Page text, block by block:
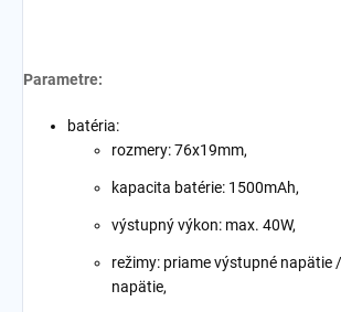
Parametre:
batéria:
rozmery: 76x19mm,
kapacita batérie: 1500mAh,
výstupný výkon: max. 40W,
režimy: priame výstupné napätie
napätie,